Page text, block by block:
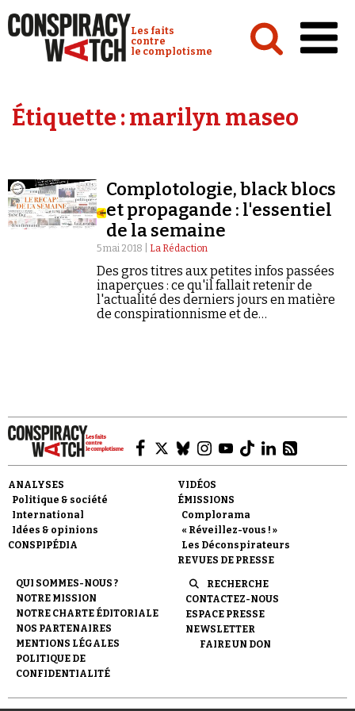
Conspiracy Watch :
Les faits
contre
le complotisme
Analyses
Vidéos
Émissions
Revues de presse
Faire un don
Demander à Vera
Étiquette :marilyn maseo
Complotologie, black blocs
et propagande : l'essentiel
de la semaine
5 mai 2018 | La Rédaction
Des gros titres aux petites infos passées
inaperçues : ce qu'il fallait retenir de
l'actualité des derniers jours en matière
de conspirationnisme et de
ANALYSES
Politique & société
International
Idées & opinions
CONSPIPÉDIA
VIDÉOS
ÉMISSIONS
Complorama
« Réveillez-vous ! »
Les Déconspirateurs
REVUES DE PRESSE
QUI SOMMES-NOUS ?
NOTRE MISSION
NOTRE CHARTE ÉDITORIALE
NOS PARTENAIRES
MENTIONS LÉGALES
POLITIQUE DE
CONFIDENTIALITÉ
RECHERCHE
CONTACTEZ-NOUS
ESPACE PRESSE
NEWSLETTER
FAIRE UN DON